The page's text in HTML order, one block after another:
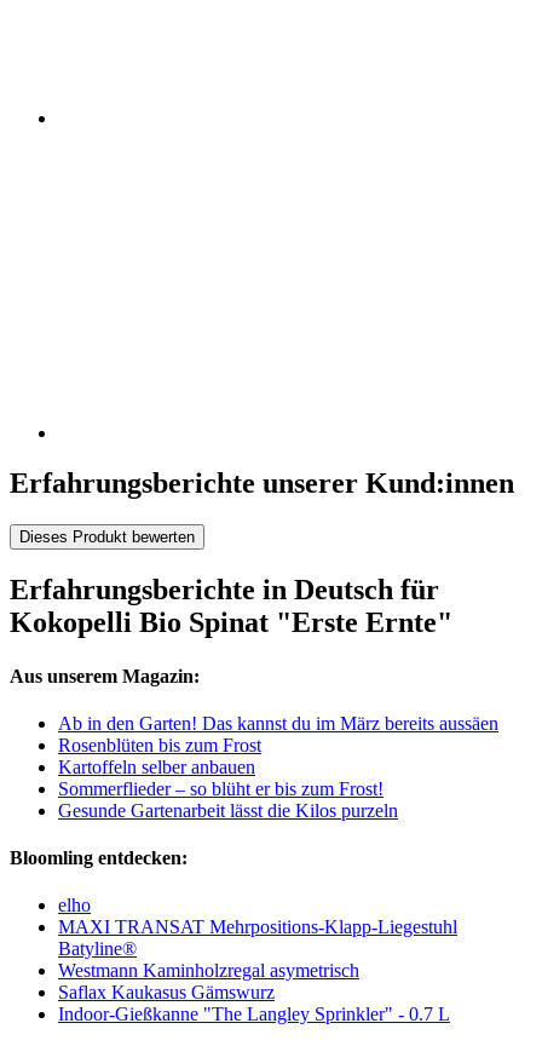
Erfahrungsberichte unserer Kund:innen
Dieses Produkt bewerten
Erfahrungsberichte in Deutsch für
Kokopelli Bio Spinat "Erste Ernte"
Aus unserem Magazin:
Ab in den Garten! Das kannst du im März bereits aussäen
Rosenblüten bis zum Frost
Kartoffeln selber anbauen
Sommerflieder – so blüht er bis zum Frost!
Gesunde Gartenarbeit lässt die Kilos purzeln
Bloomling entdecken:
elho
MAXI TRANSAT Mehrpositions-Klapp-Liegestuhl
Batyline®
Westmann Kaminholzregal asymetrisch
Saflax Kaukasus Gämswurz
Indoor-Gießkanne "The Langley Sprinkler" - 0.7 L